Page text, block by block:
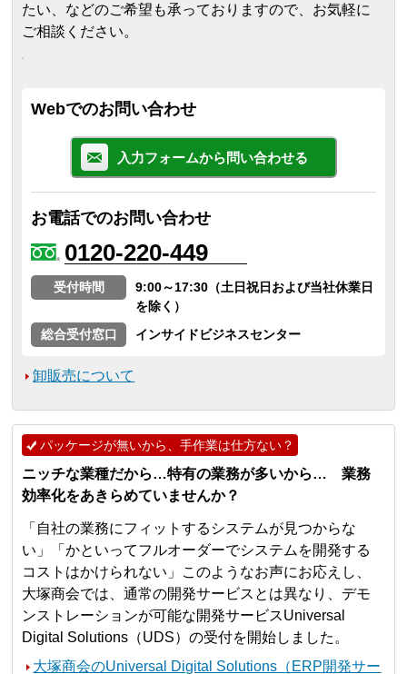
たい、などのご希望も承っておりますので、お気軽に
ご相談ください。
Webでのお問い合わせ
入力フォームから問い合わせる
お電話でのお問い合わせ
0120-220-449
受付時間
9:00～17:30（土日祝日および当社休業日
を除く）
総合受付窓口
インサイドビジネスセンター
卸販売について
パッケージが無いから、手作業は仕方ない？
ニッチな業種だから…特有の業務が多いから… 業務
効率化をあきらめていませんか？
「自社の業務にフィットするシステムが見つからな
い」「かといってフルオーダーでシステムを開発する
コストはかけられない」このようなお声にお応えし、
大塚商会では、通常の開発サービスとは異なり、デモ
ンストレーションが可能な開発サービスUniversal
Digital Solutions（UDS）の受付を開始しました。
大塚商会のUniversal Digital Solutions（ERP開発サー